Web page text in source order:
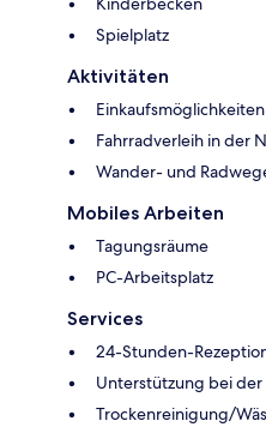
Spielplatz
Aktivitäten
Einkaufsmöglichkeiten
Fahrradverleih in der
Wander- und
Mobiles Arbeiten
Tagungsräume
PC-Arbeitsplatz
Services
24-Stunden-
Unterstützung bei
Trockenreinigung/